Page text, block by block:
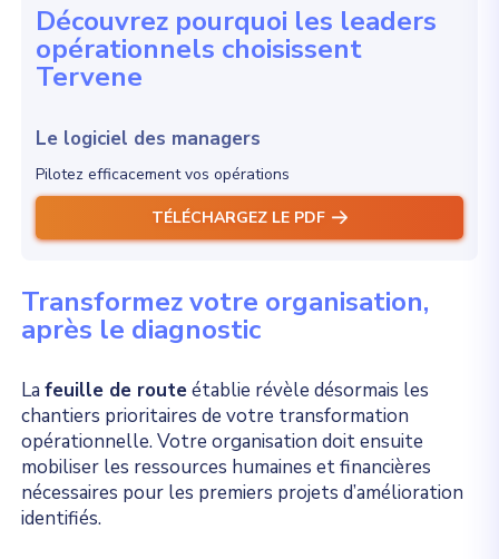
Découvrez pourquoi les leaders
opérationnels choisissent
Tervene
Le logiciel des managers
Pilotez efficacement vos opérations
TÉLÉCHARGEZ LE PDF
Transformez votre organisation,
après le diagnostic
Lafeuille de routeétablie révèle désormais les
chantiers prioritaires de votre transformation
opérationnelle. Votre organisation doit ensuite
mobiliser les ressources humaines et financières
nécessaires pour les premiers projets d’amélioration
identifiés.